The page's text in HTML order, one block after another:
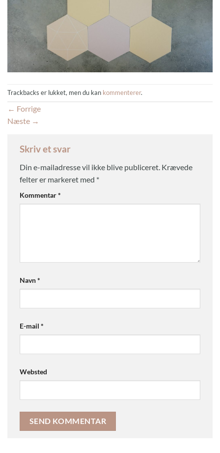
Trackbacks er lukket, men du kan kommenterer.
← Forrige
Næste →
Skriv et svar
Din e-mailadresse vil ikke blive publiceret. Krævede
felter er markeret med *
Kommentar*
Navn*
E-mail *
Websted